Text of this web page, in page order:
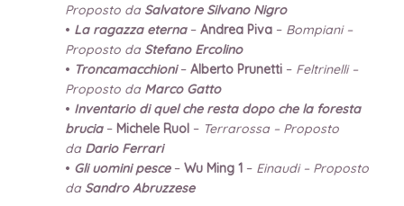
Proposto da Salvatore Silvano Nigro
• La ragazza eterna– Andrea Piva – Bompiani –
Proposto da Stefano Ercolino
• Troncamacchioni– Alberto Prunetti – Feltrinelli –
Proposto da Marco Gatto
• Inventario di quel che resta dopo che la foresta
brucia– Michele Ruol – Terrarossa – Proposto
da Dario Ferrari
• Gli uomini pesce– Wu Ming 1 – Einaudi – Proposto
da Sandro Abruzzese